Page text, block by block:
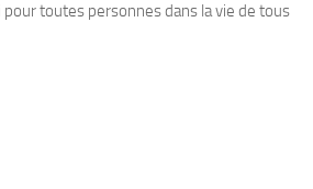
toutes personnes dans la vie de tous